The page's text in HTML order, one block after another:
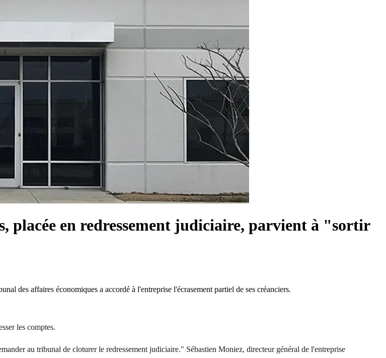
placée en redressement judiciaire, parvient à "sortir
des affaires économiques a accordé à l'entreprise l'écrasement partiel de ses créanciers.
les comptes.
au tribunal de cloturer le redressement judiciaire." Sébastien Moniez, directeur général de l'entreprise